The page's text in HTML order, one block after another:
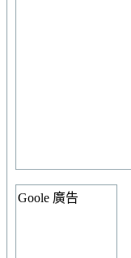
Goole 廣告